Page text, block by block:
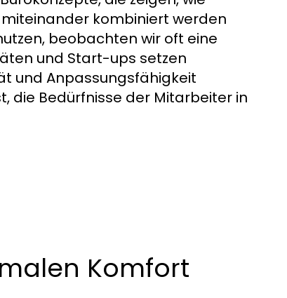
kombiniert werden
beobachten wir oft eine
und Start-ups setzen
und Anpassungsfähigkeit
die Bedürfnisse der Mitarbeiter in
Komfort